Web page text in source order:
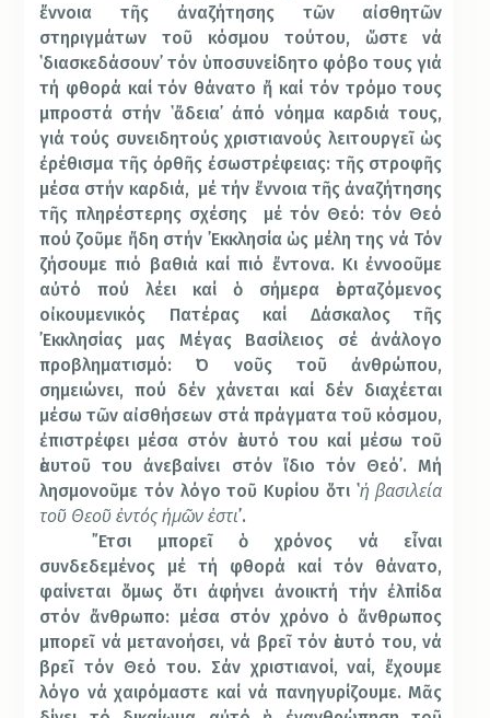
ἔννοια τῆς ἀναζήτησης τῶν αἰσθητῶν
στηριγμάτων τοῦ κόσμου τούτου, ὥστε νά
῾διασκεδάσουν᾽ τόν ὑποσυνείδητο φόβο τους γιά
τή φθορά καί τόν θάνατο ἤ καί τόν τρόμο τους
μπροστά στήν ῾ἄδεια᾽ ἀπό νόημα καρδιά τους,
γιά τούς συνειδητούς χριστιανούς λειτουργεῖ ὡς
ἐρέθισμα τῆς ὀρθῆς ἐσωστρέφειας: τῆς στροφῆς
μέσα στήν καρδιά, μέ τήν ἔννοια τῆς ἀναζήτησης
τῆς πληρέστερης σχέσης μέ τόν Θεό: τόν Θεό
πού ζοῦμε ἤδη στήν ᾽Εκκλησία ὡς μέλη της νά Τόν
ζήσουμε πιό βαθιά καί πιό ἔντονα. Κι ἐννοοῦμε
αὐτό πού λέει καί ὁ σήμερα ἑορταζόμενος
οἰκουμενικός Πατέρας καί Δάσκαλος τῆς
᾽Εκκλησίας μας Μέγας Βασίλειος σέ ἀνάλογο
προβληματισμό: ῾῾Ο νοῦς τοῦ ἀνθρώπου,
σημειώνει, πού δέν χάνεται καί δέν διαχέεται
μέσω τῶν αἰσθήσεων στά πράγματα τοῦ κόσμου,
ἐπιστρέφει μέσα στόν ἑαυτό του καί μέσω τοῦ
ἑαυτοῦ του ἀνεβαίνει στόν ἴδιο τόν Θεό᾽. Μή
λησμονοῦμε τόν λόγο τοῦ Κυρίου ὅτι ῾ἡ βασιλεία
τοῦ Θεοῦ ἐντός ἡμῶν ἐστι᾽.
῎Ετσι μπορεῖ ὁ χρόνος νά εἶναι
συνδεδεμένος μέ τή φθορά καί τόν θάνατο,
φαίνεται ὅμως ὅτι ἀφήνει ἀνοικτή τήν ἐλπίδα
στόν ἄνθρωπο: μέσα στόν χρόνο ὁ ἄνθρωπος
μπορεῖ νά μετανοήσει, νά βρεῖ τόν ἑαυτό του, νά
βρεῖ τόν Θεό του. Σάν χριστιανοί, ναί, ἔχουμε
λόγο νά χαιρόμαστε καί νά πανηγυρίζουμε. Μᾶς